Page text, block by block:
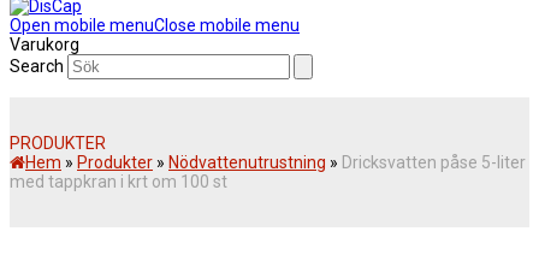
Open mobile menuClose mobile menu
Varukorg
Search
PRODUKTER
Hem » Produkter » Nödvattenutrustning » Dricksvatten påse 5-liter
med tappkran i krt om 100 st